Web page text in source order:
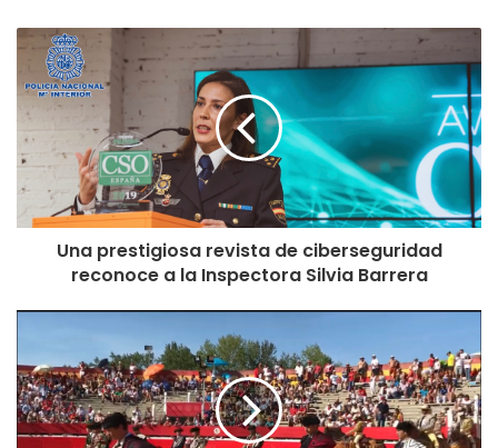
Una prestigiosa revista de ciberseguridad
reconoce a la Inspectora Silvia Barrera